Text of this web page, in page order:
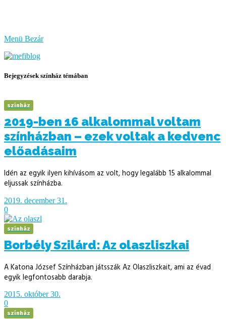
Menü Bezár
Bejegyzések színház témában
színház
2019-ben 16 alkalommal voltam
színházban – ezek voltak a kedvenc
előadásaim
Idén az egyik ilyen kihívásom az volt, hogy legalább 15 alkalommal
eljussak színházba.
2019. december 31.
0
színház
Borbély Szilárd: Az olaszliszkai
A Katona József Színházban játsszák Az Olaszliszkait, ami az évad
egyik legfontosabb darabja.
2015. október 30.
0
színház